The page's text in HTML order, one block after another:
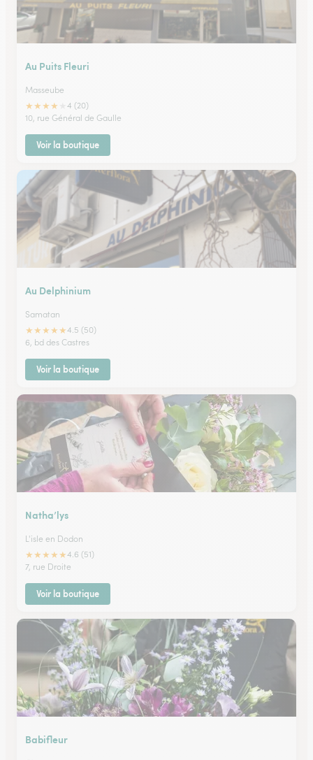
Au Puits Fleuri
Masseube
★★★★
4 (20)
10, rue Général de Gaulle
Voir la boutique
Au Delphinium
Samatan
★★★★★4.5 (50)
6, bd des Castres
Voir la boutique
Natha’lys
L'isle en Dodon
★★★★★4.6 (51)
7, rue Droite
Voir la boutique
Babifleur